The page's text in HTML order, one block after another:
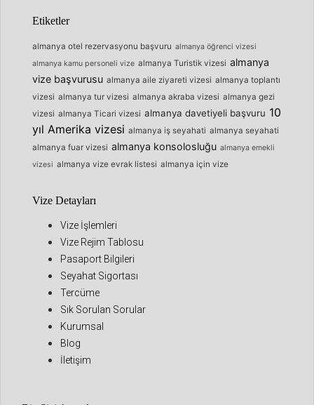
Etiketler
almanya otel rezervasyonu başvuru almanya öğrenci vizesi
almanya kamu personeli vize almanya Turistik vizesi almanya
vize başvurusu almanya aile ziyareti vizesi almanya toplantı
vizesi almanya tur vizesi almanya akraba vizesi almanya gezi
vizesi almanya Ticari vizesi almanya davetiyeli başvuru 10
yıl Amerika vizesi almanya iş seyahati almanya seyahati
almanya fuar vizesi almanya konsolosluğu almanya emekli
vizesi almanya vize evrak listesi almanya için vize
Vize Detayları
Vize İşlemleri
Vize Rejim Tablosu
Pasaport Bilgileri
Seyahat Sigortası
Tercüme
Sık Sorulan Sorular
Kurumsal
Blog
İletişim